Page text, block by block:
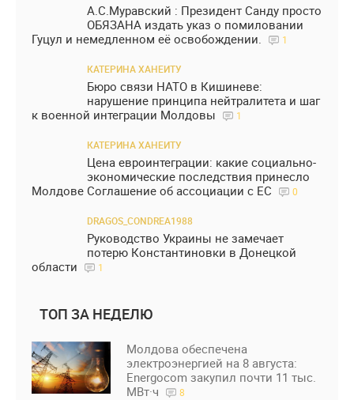
А.С.Муравский : Президент Санду просто
ОБЯЗАНА издать указ о помиловании
Гуцул и немедленном её освобождении.
1
КАТЕРИНА ХАНЕИТУ
Бюро связи НАТО в Кишиневе:
нарушение принципа нейтралитета и шаг
к военной интеграции Молдовы
1
КАТЕРИНА ХАНЕИТУ
Цена евроинтеграции: какие социально-
экономические последствия принесло
Молдове Соглашение об ассоциации с ЕС
0
DRAGOS_CONDREA1988
Руководство Украины не замечает
потерю Константиновки в Донецкой
области
1
ТОП ЗА НЕДЕЛЮ
Молдова обеспечена
электроэнергией на 8 августа:
Energocom закупил почти 11 тыс.
МВт·ч
8